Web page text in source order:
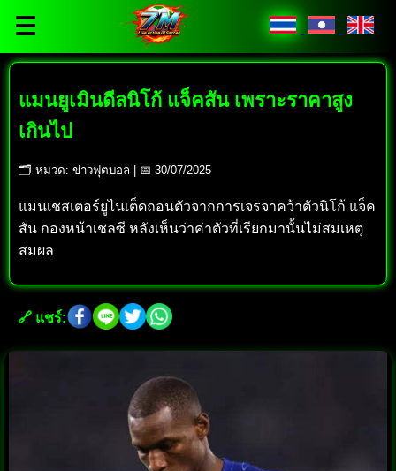
☰
แมนยูเมินดีลนิโก้ แจ็คสัน เพราะราคาสูง
เกินไป
🗂 หมวด: ข่าวฟุตบอล | 📅 30/07/2025
แมนเชสเตอร์ยูไนเต็ดถอนตัวจากการเจรจาคว้าตัวนิโก้ แจ็ค
สัน กองหน้าเชลซี หลังเห็นว่าค่าตัวที่เรียกมานั้นไม่สมเหตุ
สมผล
🔗 แชร์: